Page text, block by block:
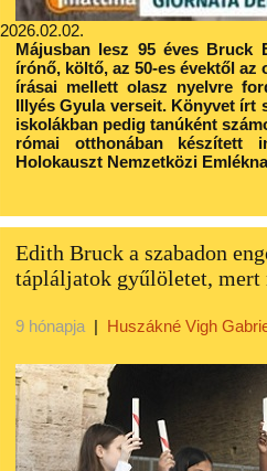
2026.02.02.
Májusban lesz 95 éves Bruck
írónő, költő, az 50-es évektől az
írásai mellett olasz nyelvre
Illyés Gyula verseit. Könyvet írt
iskolákban pedig tanúként
római otthonában készített
Holokauszt Nemzetközi
Edith Bruck a szabadon
tápláljatok gyűlöletet, mert
9 hónapja | Huszákné Vigh